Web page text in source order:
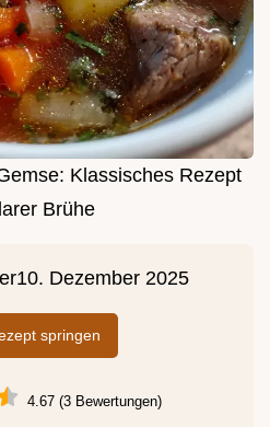
Klassisches Rezept
Brühe
10. Dezember 2025
springen
4.67 (3 Bewertungen)